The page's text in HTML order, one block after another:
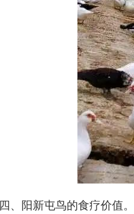
四、阳新屯鸟的食疗价值